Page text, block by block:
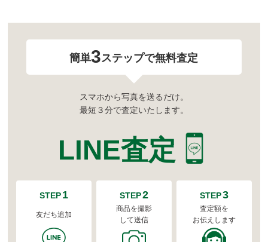
簡単3ステップで無料査定
スマホから写真を送るだけ。
最短３分で査定いたします。
LINE査定
STEP1
友だち追加
STEP2
商品を撮影
して送信
STEP3
査定額を
お伝えします